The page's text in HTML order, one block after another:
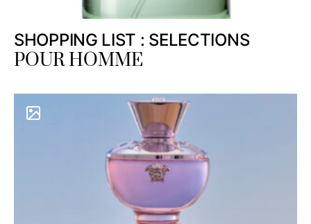
SHOPPING LIST : SELECTIONS
POUR HOMME